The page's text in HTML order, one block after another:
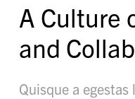
A Culture
and
Quisque a